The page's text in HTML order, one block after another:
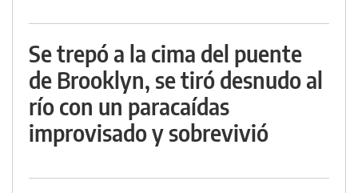
Se trepó a la cima del puente
de Brooklyn, se tiró desnudo al
río con un paracaídas
improvisado y sobrevivió